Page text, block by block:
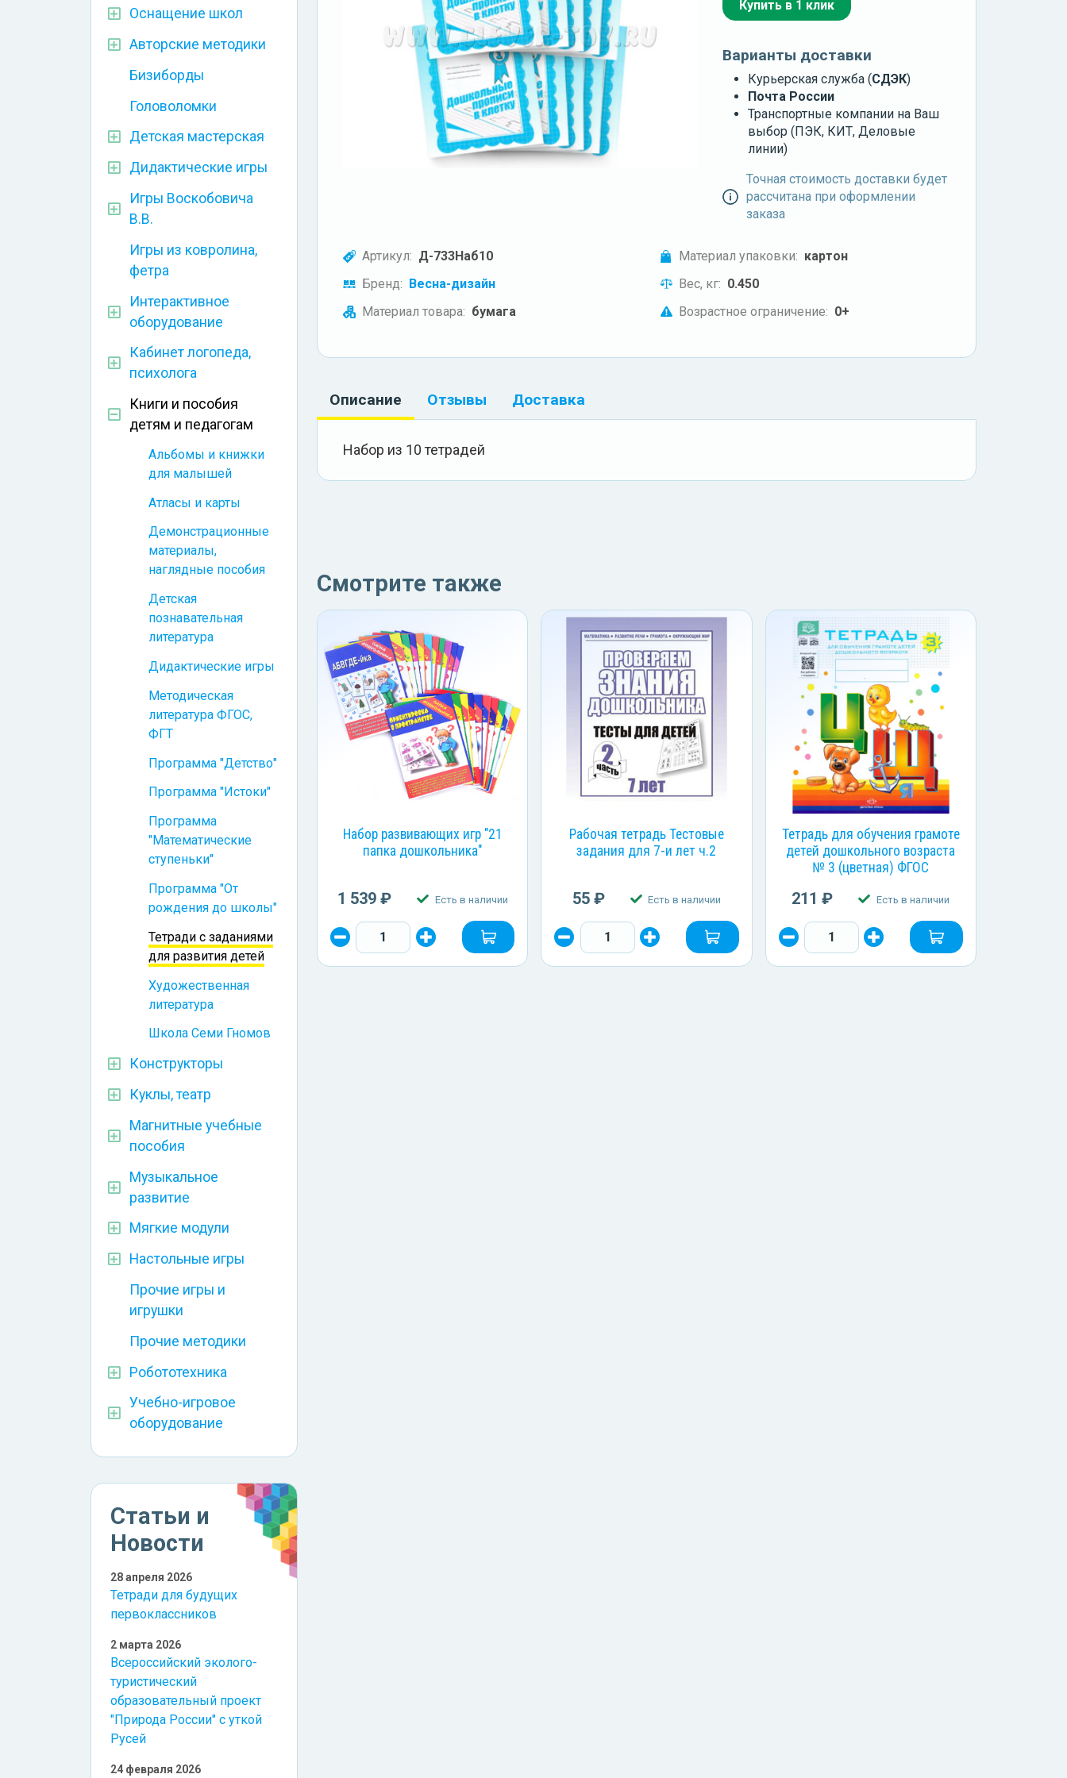
Оснащение школ
Авторские методики
Бизиборды
Головоломки
Детская мастерская
Дидактические игры
Игры Воскобовича
В.В.
Игры из ковролина,
фетра
Интерактивное
оборудование
Кабинет логопеда,
психолога
Книги и пособия
детям и педагогам
Альбомы и книжки
для малышей
Атласы и карты
Демонстрационные
материалы,
наглядные пособия
Детская
познавательная
литература
Дидактические игры
Методическая
литература ФГОС,
ФГТ
Программа "Детство"
Программа "Истоки"
Программа
"Математические
ступеньки"
Программа "От
рождения до школы"
Тетради с заданиями
для развития детей
Художественная
литература
Школа Семи Гномов
Конструкторы
Куклы, театр
Магнитные учебные
пособия
Музыкальное
развитие
Мягкие модули
Настольные игры
Прочие игры и
игрушки
Прочие методики
Робототехника
Учебно-игровое
оборудование
Статьи и
Новости
28 апреля 2026
Тетради для будущих
первоклассников
2 марта 2026
Всероссийский эколого-
туристический
образовательный проект
"Природа России" с уткой
Русей
24 февраля 2026
Купить в 1 клик
Варианты доставки
Курьерская служба (СДЭК)
Почта России
Транспортные компании на Ваш
выбор (ПЭК, КИТ, Деловые
линии)
Точная стоимость доставки будет
рассчитана при оформлении
заказа
Артикул: Д-733Наб10
Бренд: Весна-дизайн
Материал товара: бумага
Материал упаковки: картон
Вес, кг: 0.450
Возрастное ограничение: 0+
Описание Отзывы Доставка
Набор из 10 тетрадей
Смотрите также
Набор развивающих игр "21
папка дошкольника"
1 539 ₽ Есть в наличии
Рабочая тетрадь Тестовые
задания для 7-и лет ч.2
55 ₽ Есть в наличии
Тетрадь для обучения грамоте
детей дошкольного возраста
№ 3 (цветная) ФГОС
211 ₽ Есть в наличии